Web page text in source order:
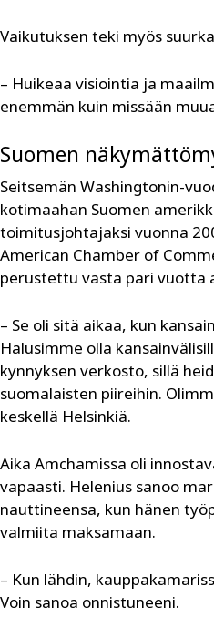
Vaikutuksen teki myös
– Huikeaa visiointia ja
enemmän kuin missään
Suomen
Seitsemän Washingtonin-
kotimaahan Suomen
toimitusjohtajaksi vuonna
American Chamber of
perustettu vasta pari vuotta
– Se oli sitä aikaa, kun
Halusimme olla
kynnyksen verkosto, sillä
suomalaisten piireihin.
keskellä Helsinkiä.
Aika Amchamissa oli
vapaasti. Helenius sanoo
nauttineensa, kun hänen
valmiita maksamaan.
– Kun lähdin,
Voin sanoa onnistuneeni.